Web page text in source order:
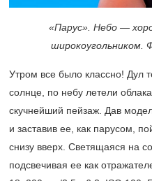
«Парус». Небо —
широкоугольником.
Утром все было классно! Дул
солнце, по небу летели
скучнейший пейзаж. Дав
и заставив ее, как парусом,
снизу вверх. Светящаяся на
подсвечивая ее как